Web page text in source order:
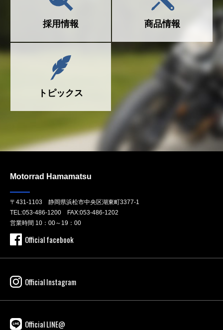
採用情報 商品情報
トピックス
Motorrad Hamamatsu
〒431-1103 静岡県浜松市中央区湖東町3377-1
TEL:053-486-1200 FAX:053-486-1202
営業時間 10：00～19：00
Official facebook
Official Instagram
Official LINE@